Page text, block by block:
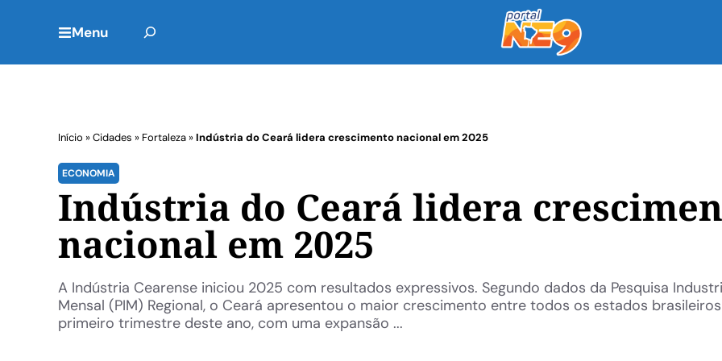
Menu
Início »Cidades » Fortaleza»Indústria do Ceará lidera crescimento nacional em 2025
ECONOMIA
Indústria do Ceará lidera
nacional em 2025
A Indústria Cearense iniciou 2025 com resultados expressivos. Segundo dados da Pesquisa
Mensal (PIM) Regional, o Ceará apresentou o maior crescimento entre todos os estados
primeiro trimestre deste ano, com uma expansão ...